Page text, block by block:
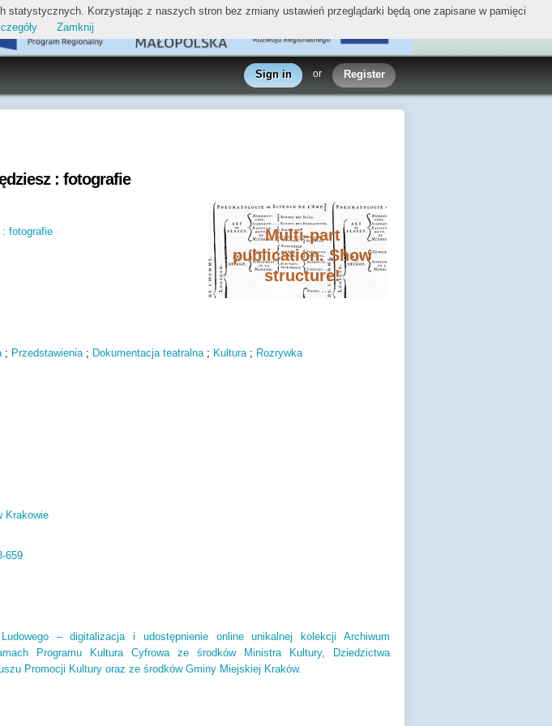
Sign in or Register
: fotografie
Multi-part
publication. Show
structure!
fotografie
; Przedstawienia; Dokumentacja teatralna; Kultura; Rozrywka
Krakowie
659
– digitalizacja i udostępnienie online unikalnej kolekcji Archiwum
Programu Kultura Cyfrowa ze środków Ministra Kultury, Dziedzictwa
Promocji Kultury oraz ze środków Gminy Miejskiej Kraków.
Korzystając z naszych stron bez zmiany ustawień przeglądarki będą one zapisane w pamięci
Zamknij